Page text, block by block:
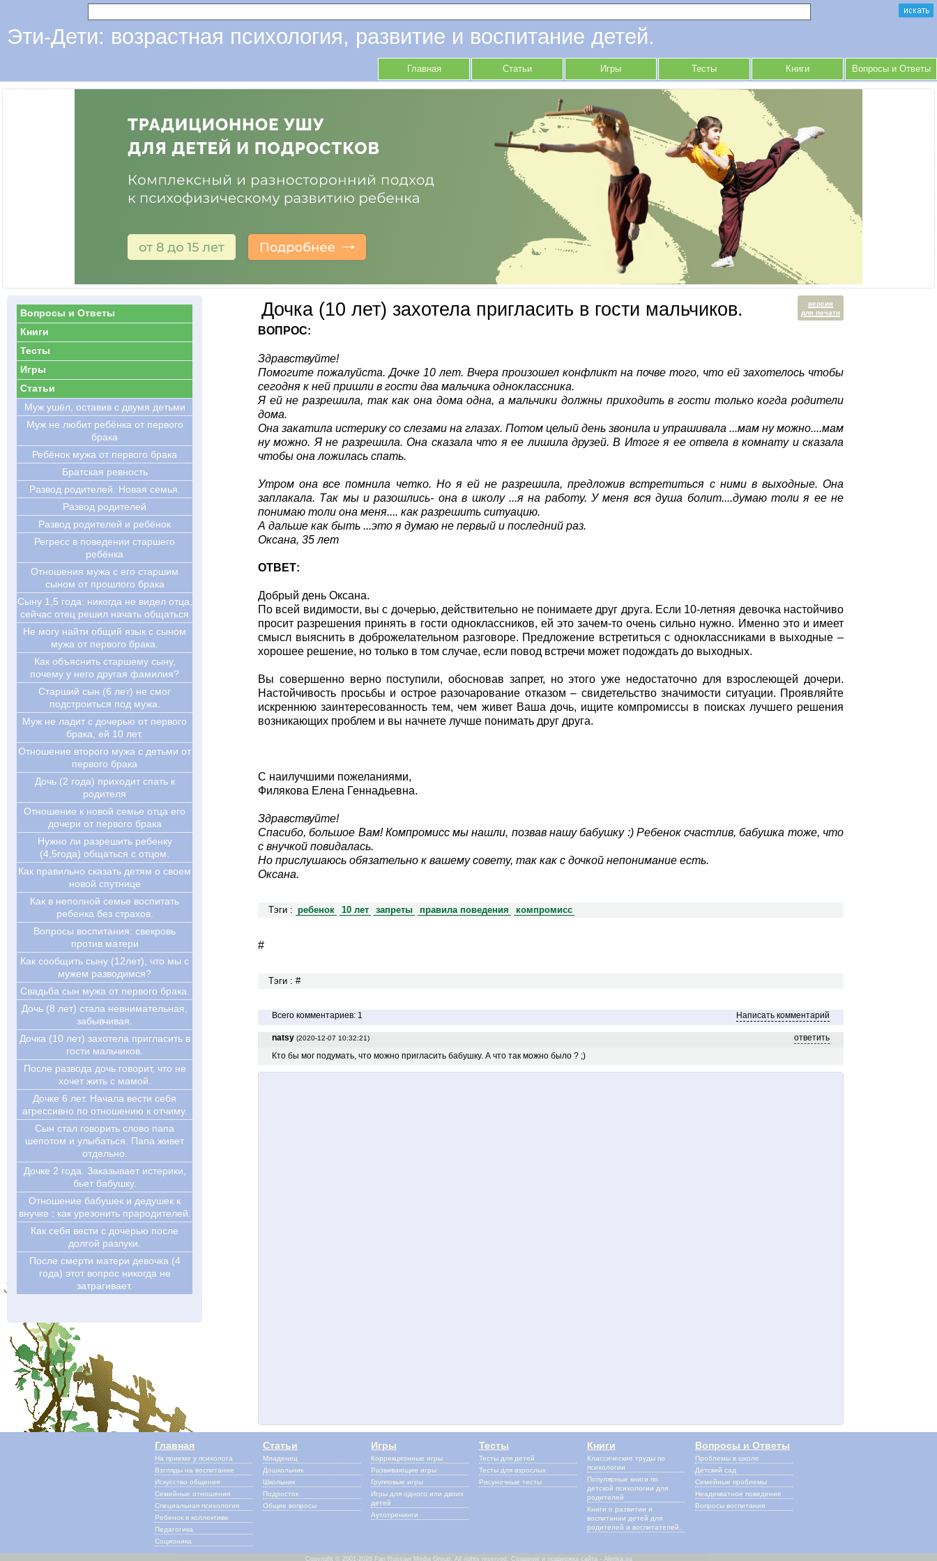
Эти-Дети: возрастная психология, развитие и воспитание детей.
Главная Статьи Игры Тесты Книги Вопросы и Ответы
версия
для печати
Дочка (10 лет) захотела пригласить в гости мальчиков.
ВОПРОС:
Здравствуйте!
Помогите пожалуйста. Дочке 10 лет. Вчера произошел конфликт на почве того, что ей захотелось чтобы
сегодня к ней пришли в гости два мальчика одноклассника.
Я ей не разрешила, так как она дома одна, а мальчики должны приходить в гости только когда родители
дома.
Она закатила истерику со слезами на глазах. Потом целый день звонила и упрашивала ...мам ну можно....мам
ну можно. Я не разрешила. Она сказала что я ее лишила друзей. В Итоге я ее отвела в комнату и сказала
чтобы она ложилась спать.
Утром она все помнила четко. Но я ей не разрешила, предложив встретиться с ними в выходные. Она
заплакала. Так мы и разошлись- она в школу ...я на работу. У меня вся душа болит....думаю толи я ее не
понимаю толи она меня.... как разрешить ситуацию.
А дальше как быть ...это я думаю не первый и последний раз.
Оксана, 35 лет
ОТВЕТ:
Добрый день Оксана.
По всей видимости, вы с дочерью, действительно не понимаете друг друга. Если 10-летняя девочка настойчиво
просит разрешения принять в гости одноклассников, ей это зачем-то очень сильно нужно. Именно это и имеет
смысл выяснить в доброжелательном разговоре. Предложение встретиться с одноклассниками в выходные –
хорошее решение, но только в том случае, если повод встречи может подождать до выходных.
Вы совершенно верно поступили, обосновав запрет, но этого уже недостаточно для взрослеющей дочери.
Настойчивость просьбы и острое разочарование отказом – свидетельство значимости ситуации. Проявляйте
искреннюю заинтересованность тем, чем живет Ваша дочь, ищите компромиссы в поисках лучшего решения
возникающих проблем и вы начнете лучше понимать друг друга.
С наилучшими пожеланиями,
Филякова Елена Геннадьевна.
Здравствуйте!
Спасибо, большое Вам! Компромисс мы нашли, позвав нашу бабушку :) Ребенок счастлив, бабушка тоже, что
с внучкой повидалась.
Но прислушаюсь обязательно к вашему совету, так как с дочкой непонимание есть.
Оксана.
Тэги : ребенок 10 лет запреты правила поведения компромисс
#
Тэги : #
Всего комментариев: 1 Написать комментарий
natsy (2020-12-07 10:32:21)
ответить
Кто бы мог подумать, что можно пригласить бабушку. А что так можно было ? ;)
Вопросы и Ответы
Книги
Тесты
Игры
Статьи
Муж ушёл, оставив с двумя детьми
Муж не любит ребёнка от первого
брака
Ребёнок мужа от первого брака
Братская ревность
Развод родителей. Новая семья.
Развод родителей
Развод родителей и ребёнок
Регресс в поведении старшего
ребёнка
Отношения мужа с его старшим
сыном от прошлого брака
Cыну 1,5 года: никогда не видел отца,
сейчас отец решил начать общаться
Не могу найти общий язык с сыном
мужа от первого брака.
Как объяснить старшему сыну,
почему у него другая фамилия?
Старший сын (6 лет) не смог
подстроиться под мужа.
Муж не ладит с дочерью от первого
брака, ей 10 лет.
Отношение второго мужа с детьми от
первого брака
Дочь (2 года) приходит спать к
родителя
Отношение к новой семье отца его
дочери от первого брака
Нужно ли разрешить ребенку
(4,5года) общаться с отцом.
Как правильно сказать детям о своем
новой спутнице
Как в неполной семье воспитать
ребенка без страхов.
Вопросы воспитания: свекровь
против матери
Как сообщить сыну (12лет), что мы с
мужем разводимся?
Свадьба сын мужа от первого брака.
Дочь (8 лет) стала невнимательная,
забывчивая.
Дочка (10 лет) захотела пригласить в
гости мальчиков.
После развода дочь говорит, что не
хочет жить с мамой.
Дочке 6 лет. Начала вести себя
агрессивно по отношению к отчиму.
Сын стал говорить слово папа
шепотом и улыбаться. Папа живет
отдельно.
Дочке 2 года. Заказывает истерики,
бьет бабушку.
Отношение бабушек и дедушек к
внучке : как урезонить прародителей.
Как себя вести с дочерью после
долгой разлуки.
После смерти матери девочка (4
года) этот вопрос никогда не
затрагивает.
Главная
На приеме у психолога
Взгляды на воспитание
Искусство общения
Семейные отношения
Специальная психология
Ребенок в коллективе
Педагогика
Соционика
Статьи
Младенец
Дошкольник
Школьник
Подросток
Общие вопросы
Игры
Коррекционные игры
Развивающие игры
Групповые игры
Игры для одного или двоих
детей
Аутотренинги
Тесты
Тесты для детей
Тесты для взрослых
Рисуночные тесты
Книги
Классические труды по
психологии
Популярные книги по
детской психологии для
родителей
Книги о развитии и
воспитании детей для
родителей и воспитателей.
Вопросы и Ответы
Проблемы в школе
Детский сад
Семейные проблемы
Неадекватное поведение
Вопросы воспитания
Copyright © 2001-2026 Pan Russian Media Group. All rights reserved. Создание и поддержка сайта - Alenka.su